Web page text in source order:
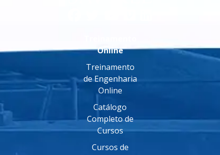
Online
Treinamento
de Engenharia
Online
Catálogo
Completo de
Cursos
Cursos de